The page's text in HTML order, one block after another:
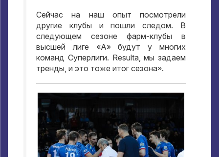
Сейчас на наш опыт посмотрели
другие клубы и пошли следом. В
следующем сезоне фарм-клубы в
высшей лиге «А» будут у многих
команд Суперлиги. Resulta,мы задаем
тренды, и это тоже итог сезона».